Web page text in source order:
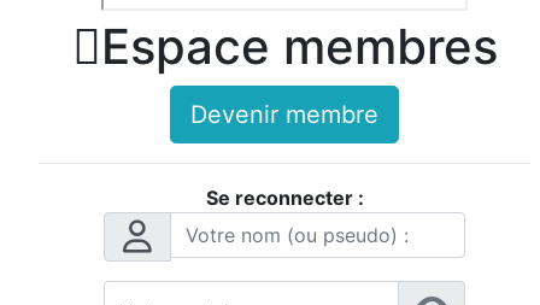
Espace membres
Devenir membre
Se reconnecter :